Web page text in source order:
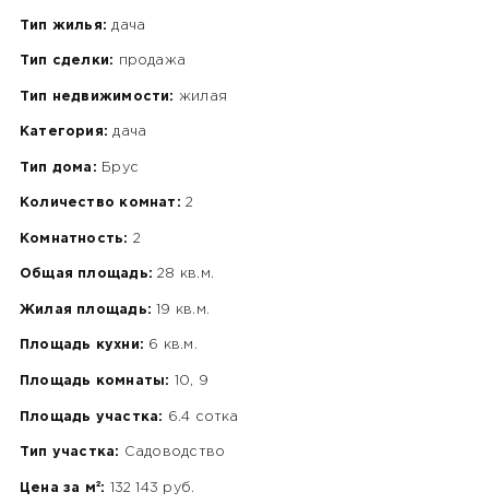
Тип жилья: дача
Тип сделки: продажа
Тип недвижимости: жилая
Категория: дача
Тип дома: Брус
Количество комнат: 2
Комнатность: 2
Общая площадь: 28 кв.м.
Жилая площадь: 19 кв.м.
Площадь кухни: 6 кв.м.
Площадь комнаты: 10, 9
Площадь участка: 6.4 сотка
Тип участка: Садоводство
Цена за м²: 132 143 руб.